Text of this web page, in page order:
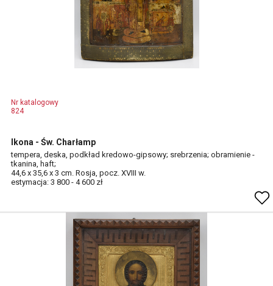
Nr katalogowy
824
Ikona - Św. Charłamp
tempera, deska, podkład kredowo-gipsowy; srebrzenia; obramienie -
tkanina, haft;
44,6 x 35,6 x 3 cm. Rosja, pocz. XVIII w.
estymacja: 3 800 - 4 600 zł